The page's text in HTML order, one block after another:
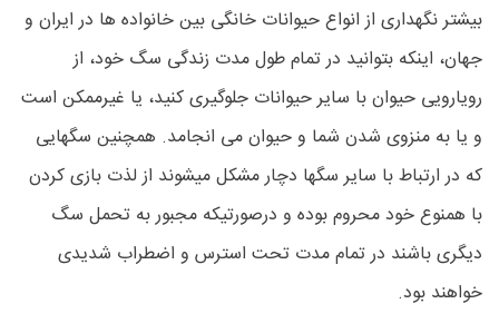
بیشتر نگهداری از انواع حیوانات خانگی بین خانواده ها در ایران و
جهان، اینکه بتوانید در تمام طول مدت زندگی سگ خود، از
رویارویی حیوان با سایر حیوانات جلوگیری کنید، یا غیرممکن است
و یا به منزوی شدن شما و حیوان می انجامد. همچنین سگهایی
که در ارتباط با سایر سگها دچار مشکل میشوند از لذت بازی کردن
با همنوع خود محروم بوده و درصورتیکه مجبور به تحمل سگ
دیگری باشند در تمام مدت تحت استرس و اضطراب شدیدی
خواهند بود.